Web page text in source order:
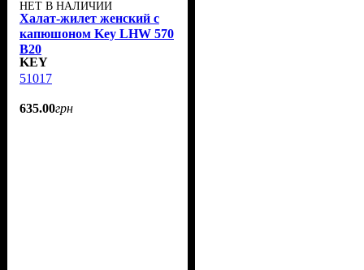
НЕТ В НАЛИЧИИ
Халат-жилет женский с
капюшоном Key LHW 570
B20
KEY
51017
635.00грн